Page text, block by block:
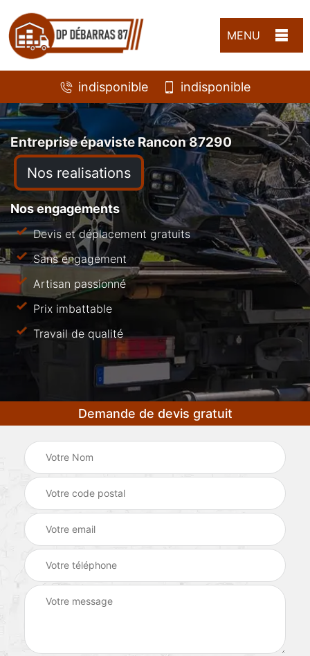
MENU
indisponible indisponible
Entreprise épaviste Rancon 87290
Nos realisations
Nos engagements
Devis et déplacement gratuits
Sans engagement
Artisan passionné
Prix imbattable
Travail de qualité
Demande de devis gratuit